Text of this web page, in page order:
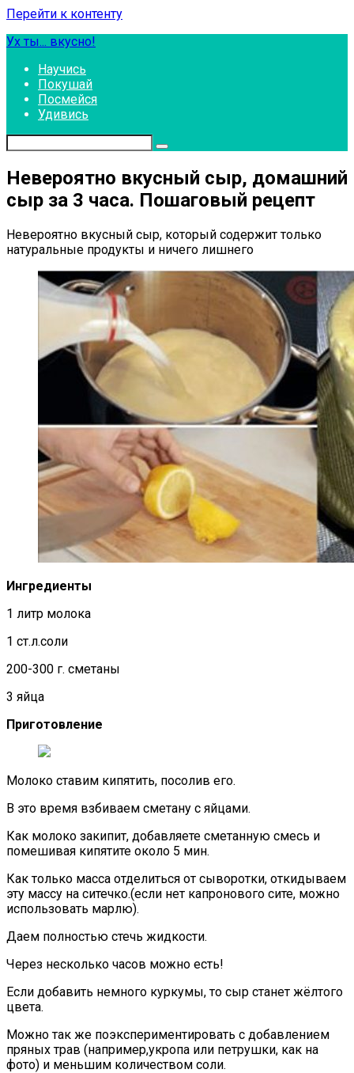
Перейти к контенту
Ух ты... вкусно!
Научись
Покушай
Посмейся
Удивись
Невероятно вкусный сыр, домашний
сыр за 3 часа. Пошаговый рецепт
Невероятно вкусный сыр, который содержит только
натуральные продукты и ничего лишнего
Ингредиенты
1 литр молока
1 ст.л.соли
200-300 г. сметаны
3 яйца
Приготовление
Молоко ставим кипятить, посолив его.
В это время взбиваем сметану с яйцами.
Как молоко закипит, добавляете сметанную смесь и
помешивая кипятите около 5 мин.
Как только масса отделиться от сыворотки, откидываем
эту массу на ситечко.(если нет капронового сите, можно
использовать марлю).
Даем полностью стечь жидкости.
Через несколько часов можно есть!
Если добавить немного куркумы, то сыр станет жёлтого
цвета.
Можно так же поэкспериментировать с добавлением
пряных трав (например,укропа или петрушки, как на
фото) и меньшим количеством соли.